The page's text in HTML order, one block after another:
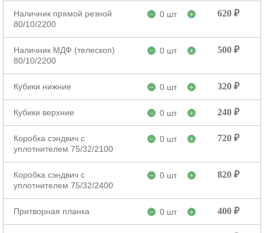
Наличник прямой резной
80/10/2200
− 0 шт + 620 ₽
Наличник МДФ (телескоп)
80/10/2200
− 0 шт + 500 ₽
Кубики нижние − 0 шт + 320 ₽
Кубики верхние − 0 шт + 240 ₽
Коробка сэндвич с
уплотнителем 75/32/2100
− 0 шт + 720 ₽
Коробка сэндвич с
уплотнителем 75/32/2400
− 0 шт + 820 ₽
Притворная планка − 0 шт + 400 ₽